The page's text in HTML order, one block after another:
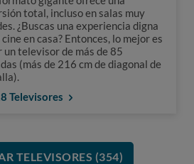
total, incluso en salas muy
¿Buscas una experiencia digna
cine en casa? Entonces, lo mejor es
un televisor de más de 85
(más de 216 cm de diagonal de
Televisores
TELEVISORES (354)